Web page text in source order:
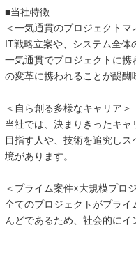
■当社特徴
＜一気通貫のプロジェクトマ
IT戦略立案や、システム全
一気通貫でプロジェクトに
の変革に携われることが醍醐
＜自ら創る多様なキャリア＞
当社では、決まりきったキ
目指す人や、技術を追究し
境があります。
＜プライム案件×大規模プロ
全てのプロジェクトがプラ
んどであるため、社会的にイ